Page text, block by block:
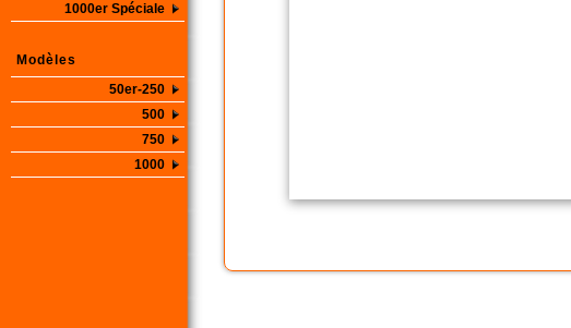
1000er Spéciale
Modèles
50er-250
500
750
1000